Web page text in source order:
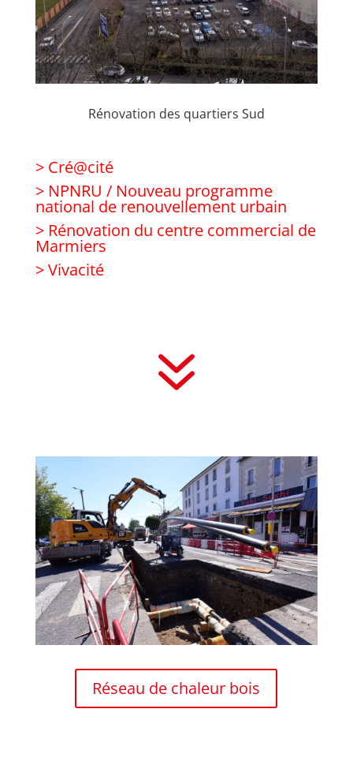
Rénovation des quartiers Sud
> Cré@cité
> NPNRU / Nouveau programme
national de renouvellement urbain
> Rénovation du centre commercial de
Marmiers
> Vivacité
7
Réseau de chaleur bois